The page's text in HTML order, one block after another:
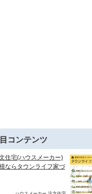
コンテンツ
住宅(ハウスメーカー)
ならタウンライフ家づ